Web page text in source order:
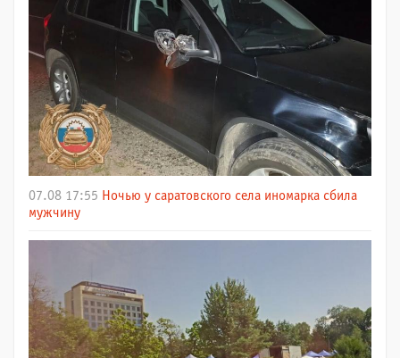
07.08 17:55 Ночью у саратовского села иномарка сбила
мужчину